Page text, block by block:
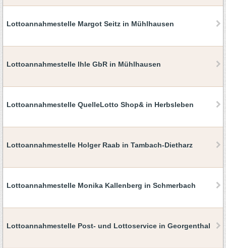
Lottoannahmestelle Margot Seitz in Mühlhausen
Lottoannahmestelle Ihle GbR in Mühlhausen
Lottoannahmestelle QuelleLotto Shop& in Herbsleben
Lottoannahmestelle Holger Raab in Tambach-Dietharz
Lottoannahmestelle Monika Kallenberg in Schmerbach
Lottoannahmestelle Post- und Lottoservice in Georgenthal